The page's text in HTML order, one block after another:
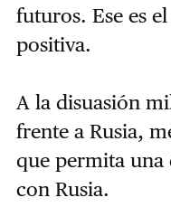
futuros. Ese es
positiva.
A la disuasión
frente a Rusia,
que permita una
con Rusia.